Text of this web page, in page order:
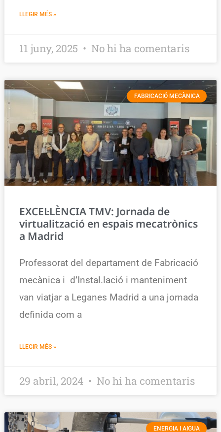
LLEGIR MÉS »
11 juny, 2025 No hi ha comentaris
FABRICACIÓ MECÀNICA
EXCEL·LÈNCIA TMV: Jornada de
virtualització en espais mecatrònics
a Madrid
Professorat del departament de Fabricació
mecànica i d’Instal.lació i manteniment
van viatjar a Leganes Madrid a una jornada
definida com a
LLEGIR MÉS »
29 abril, 2024 No hi ha comentaris
ENERGIA I AIGUA